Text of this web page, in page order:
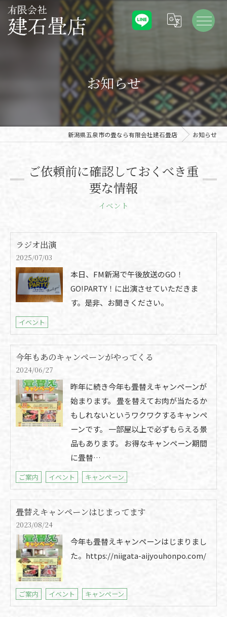
お知らせ
新潟県五泉市の畳なら有限会社建石畳店 お知らせ
ご依頼前に確認しておくべき重
要な情報
イベント
ラジオ出演
2025/07/03
本日、FM新潟で午後放送のGO！
GO!PARTY！に出演させていただきま
す。是非、お聞きください。
イベント
今年もあのキャンペーンがやってくる
2024/06/27
昨年に続き今年も畳替えキャンペーンが
始まります。 畳を替えてお肉が当たるか
もしれないというワクワクするキャンペ
ーンです。 一部屋以上で必ずもらえる景
品もあります。 お得なキャンペーン期間
に畳替…
ご案内 イベント キャンペーン
畳替えキャンペーンはじまってます
2023/08/24
今年も畳替えキャンペーンはじまりまし
た。https://niigata-aijyouhonpo.com/
ご案内 イベント キャンペーン